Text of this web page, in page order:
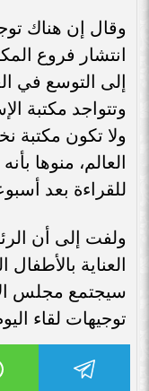
وقال إن هناك
انتشار فروع
إلى التوسع في
وتتواجد مكتبة
ولا تكون مكتبة
العالم، منوها
للقراءة بعد
ولفت إلى أن
العناية
سيجتمع مجلس
توجيهات لقاء